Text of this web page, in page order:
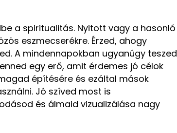
a spiritualitás. Nyitott vagy a hasonló
eszmecserékre. Érzed, ahogy
A mindennapokban ugyanúgy teszed
egy erő, amit érdemes jó célok
építésére és ezáltal mások
Jó szíved most is
és álmaid vizualizálása nagy